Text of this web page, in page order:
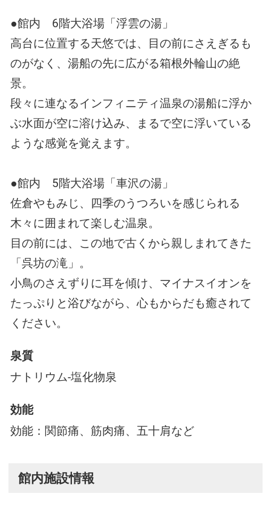
●館内 6階大浴場「浮雲の湯」
高台に位置する天悠では、目の前にさえぎるも
のがなく、湯船の先に広がる箱根外輪山の絶
景。
段々に連なるインフィニティ温泉の湯船に浮か
ぶ水面が空に溶け込み、まるで空に浮いている
ような感覚を覚えます。
●館内 5階大浴場「車沢の湯」
佐倉やもみじ、四季のうつろいを感じられる
木々に囲まれて楽しむ温泉。
目の前には、この地で古くから親しまれてきた
「呉坊の滝」。
小鳥のさえずりに耳を傾け、マイナスイオンを
たっぷりと浴びながら、心もからだも癒されて
ください。
泉質
ナトリウム-塩化物泉
効能
効能：関節痛、筋肉痛、五十肩など
館内施設情報